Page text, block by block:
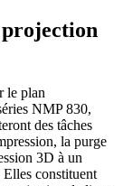
projection
le plan
NMP 830,
des tâches
la purge
3D à un
constituent